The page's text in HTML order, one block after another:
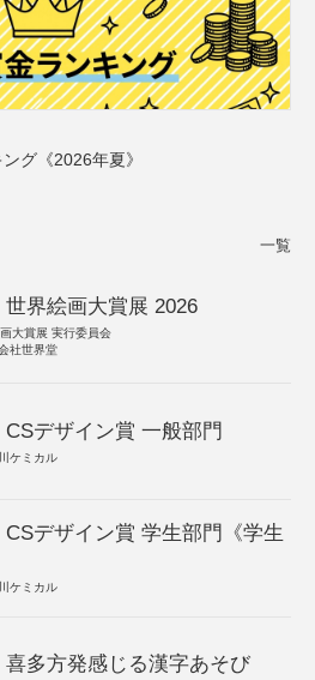
グ《2026年夏》
一覧
世界絵画大賞展 2026
大賞展 実行委員会
社世界堂
CSデザイン賞 一般部門
ケミカル
CSデザイン賞 学生部門《学生
ケミカル
喜多方発感じる漢字あそび